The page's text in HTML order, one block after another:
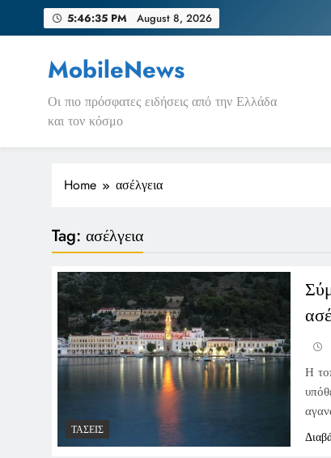
5:46:35 PM August 8, 2026
MobileNews
Οι πιο πρόσφατες ειδήσεις από την Ελλάδα
και τον κόσμο
Home ασέλγεια
Tag: ασέλγεια
ΤΆΣΕΙΣ
Η